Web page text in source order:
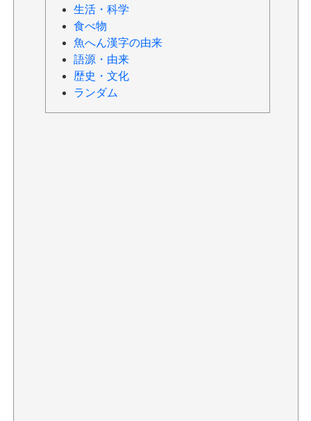
生活・科学
食べ物
魚へん漢字の由来
語源・由来
歴史・文化
ランダム